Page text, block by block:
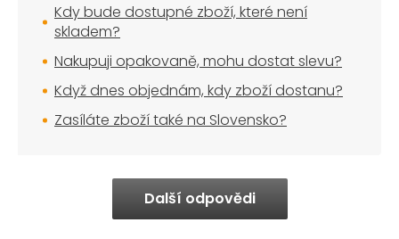
Kdy bude dostupné zboží, které není
skladem?
Nakupuji opakovaně, mohu dostat slevu?
Když dnes objednám, kdy zboží dostanu?
Zasíláte zboží také na Slovensko?
Další odpovědi